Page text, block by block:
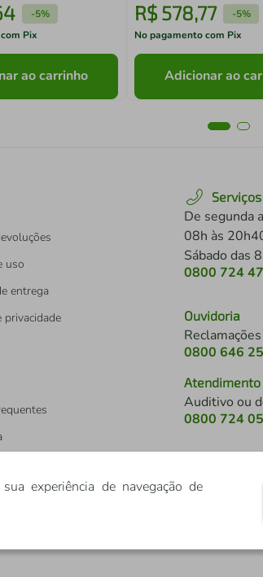
-5%
Pix
ao carrinho
R$578,77 -5%
No pagamento com Pix
Adicionar ao
uso
entrega
privacidade
De segunda
08h às
Sábado das
0800 724
Ouvidoria
0800 646
Atendimento
Auditivo ou
0800 724
experiência de navegação de